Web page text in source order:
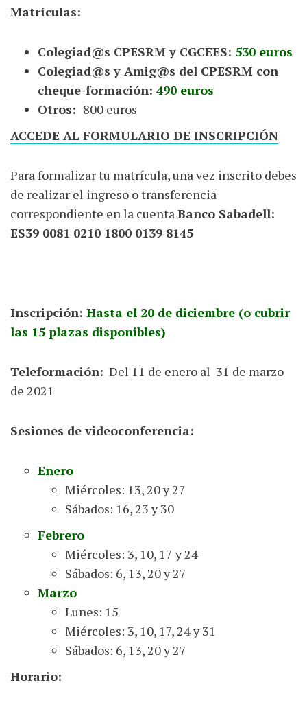
Matrículas:
Colegiad@s CPESRM y CGCEES: 530 euros
Colegiad@s y Amig@s del CPESRM con
cheque-formación: 490 euros
Otros: 800 euros
ACCEDE AL FORMULARIO DE INSCRIPCIÓN
Para formalizar tu matrícula, una vez inscrito debes
de realizar el ingreso o transferencia
correspondiente en la cuentaBanco Sabadell:
ES39 0081 0210 1800 0139 8145​
Inscripción: Hasta el 20 de diciembre (o cubrir
las 15 plazas disponibles)
Teleformación: Del 11 de enero al 31 de marzo
de 2021
Sesiones de videoconferencia:
Enero
Miércoles: 13, 20 y 27
Sábados: 16, 23 y 30
Febrero
Miércoles: 3, 10, 17 y 24
Sábados: 6, 13, 20 y 27
Marzo
Lunes: 15
Miércoles: 3, 10, 17, 24 y 31
Sábados: 6, 13, 20 y 27
Horario: